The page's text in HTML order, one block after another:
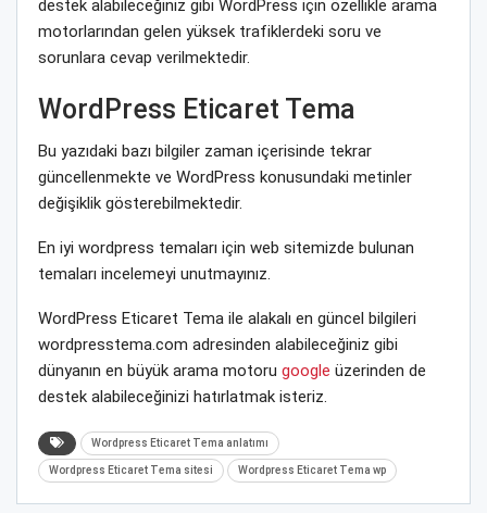
destek alabileceğiniz gibi WordPress için özellikle arama
motorlarından gelen yüksek trafiklerdeki soru ve
sorunlara cevap verilmektedir.
WordPress Eticaret Tema
Bu yazıdaki bazı bilgiler zaman içerisinde tekrar
güncellenmekte ve WordPress konusundaki metinler
değişiklik gösterebilmektedir.
En iyi wordpress temaları için web sitemizde bulunan
temaları incelemeyi unutmayınız.
WordPress Eticaret Tema ile alakalı en güncel bilgileri
wordpresstema.com adresinden alabileceğiniz gibi
dünyanın en büyük arama motoru google üzerinden de
destek alabileceğinizi hatırlatmak isteriz.
Wordpress Eticaret Tema anlatımı
Wordpress Eticaret Tema sitesi Wordpress Eticaret Tema wp